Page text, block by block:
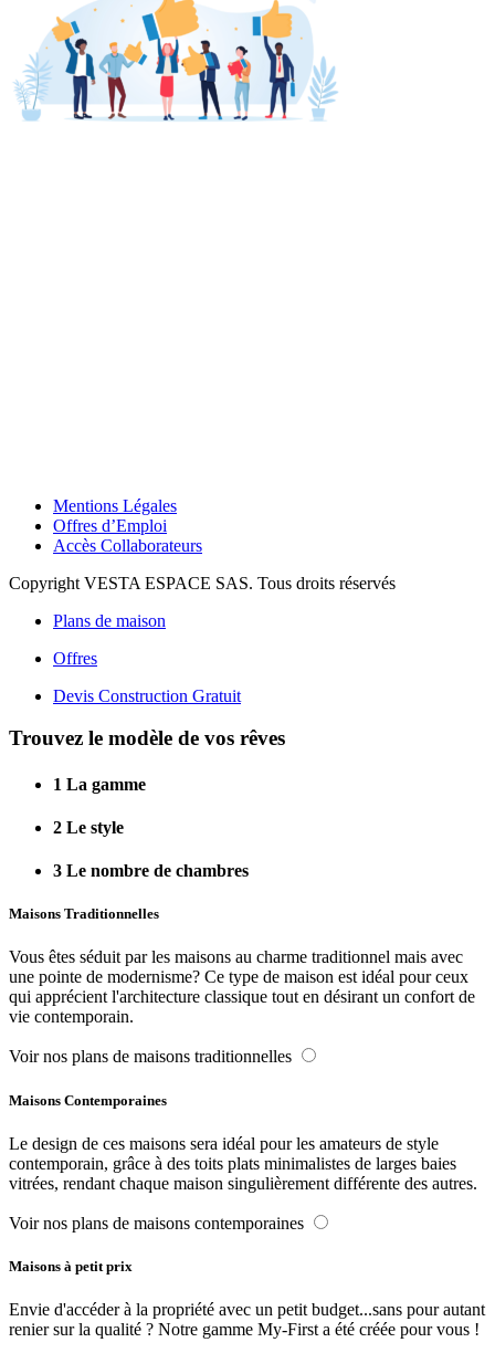
Mentions Légales
Offres d’Emploi
Accès Collaborateurs
Copyright VESTA ESPACE SAS. Tous droits réservés
Plans de maison
Offres
Devis Construction Gratuit
Trouvez le modèle de vos rêves
1 La gamme
2 Le style
3 Le nombre de chambres
Maisons Traditionnelles
Vous êtes séduit par les maisons au charme traditionnel mais avec
une pointe de modernisme? Ce type de maison est idéal pour ceux
qui apprécient l'architecture classique tout en désirant un confort de
vie contemporain.
Voir nos plans de maisons traditionnelles
Maisons Contemporaines
Le design de ces maisons sera idéal pour les amateurs de style
contemporain, grâce à des toits plats minimalistes de larges baies
vitrées, rendant chaque maison singulièrement différente des autres.
Voir nos plans de maisons contemporaines
Maisons à petit prix
Envie d'accéder à la propriété avec un petit budget...sans pour autant
renier sur la qualité ? Notre gamme My-First a été créée pour vous !